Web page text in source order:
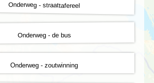
Onderweg - straattafereel
Onderweg - de bus
Onderweg - zoutwinning